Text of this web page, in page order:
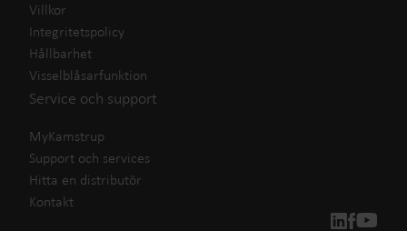
Villkor
Integritetspolicy
Hållbarhet
Visselblåsarfunktion
Service och support
MyKamstrup
Support och services
Hitta en distributör
Kontakt